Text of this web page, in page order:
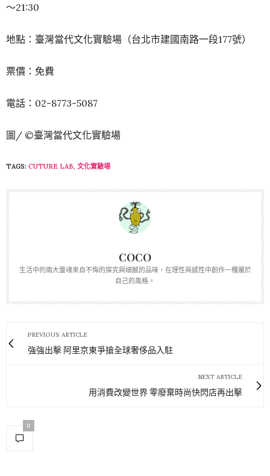
〜21:30
地點：臺灣當代文化實驗場（台北市建國南路一段177號）
票價：免費
電話：02-8773-5087
圖/ ©臺灣當代文化實驗場
TAGS: CUTURE LAB, 文化實驗場
COCO
生活中的兩大靈魂來自不悔的探究與細膩的品味，在理性與感性中創作一種屬於
自己的風格。
PREVIOUS ARTICLE
強強出擊 阿里京東爭搶全球奢侈品入駐
NEXT ARTICLE
用消費改變世界 零廢棄時尚快閃店再出擊
0